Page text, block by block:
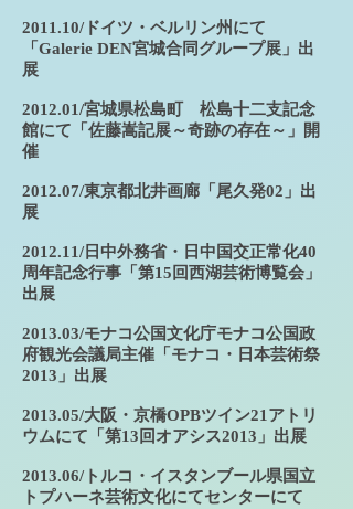
2011.10/ドイツ・ベルリン州にて
「Galerie DEN宮城合同グループ展」出
展
2012.01/宮城県松島町 松島十二支記念
館にて「佐藤嵩記展～奇跡の存在～」開
催
2012.07/東京都北井画廊「尾久発02」出
展
2012.11/日中外務省・日中国交正常化40
周年記念行事「第15回西湖芸術博覧会」
出展
2013.03/モナコ公国文化庁モナコ公国政
府観光会議局主催「モナコ・日本芸術祭
2013」出展
2013.05/大阪・京橋OPBツイン21アトリ
ウムにて「第13回オアシス2013」出展
2013.06/トルコ・イスタンブール県国立
トプハーネ芸術文化にてセンターにて